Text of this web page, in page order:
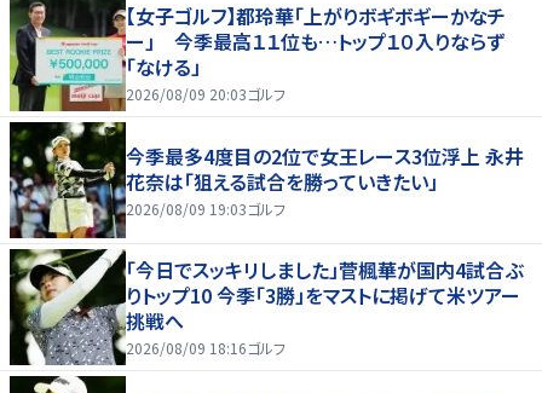
【女子ゴルフ】都玲華「上がりボギボギーかなチ
ー」 今季最高１１位も…トップ１０入りならず
「なける」
2026/08/09 20:03ゴルフ
今季最多4度目の2位で女王レース3位浮上 永井
花奈は「狙える試合を勝っていきたい」
2026/08/09 19:03ゴルフ
「今日でスッキリしました」菅楓華が国内4試合ぶ
りトップ10 今季「3勝」をマストに掲げて米ツアー
挑戦へ
2026/08/09 18:16ゴルフ